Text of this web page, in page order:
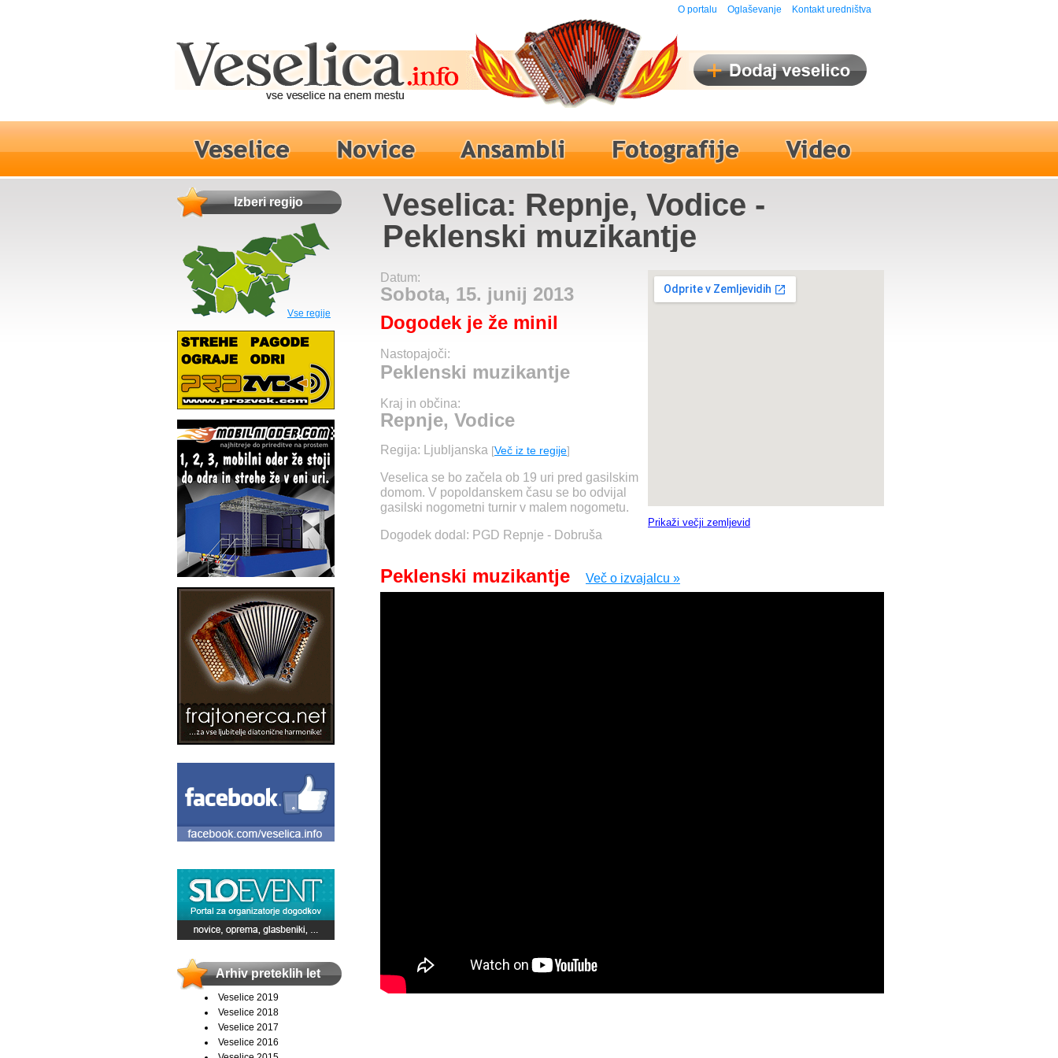
O portalu Oglaševanje Kontakt uredništva
Izberi regijo
Vse regije
Arhiv preteklih let
Veselice 2019
Veselice 2018
Veselice 2017
Veselice 2016
Veselica: Repnje, Vodice -
Peklenski muzikantje
Prikaži večji zemljevid
Datum:
Sobota, 15. junij 2013
Dogodek je že minil
Nastopajoči:
Peklenski muzikantje
Kraj in občina:
Repnje, Vodice
Regija: Ljubljanska [Več iz te regije]
Veselica se bo začela ob 19 uri pred gasilskim
domom. V popoldanskem času se bo odvijal
gasilski nogometni turnir v malem nogometu.
Dogodek dodal: PGD Repnje - Dobruša
Peklenski muzikantje Več o izvajalcu »